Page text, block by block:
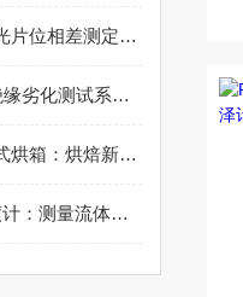
准确测量，偏光片位相差测定装置领光学检测新高度
ETAC SIR13绝缘劣化测试系统在电力行业的应用实践：提升设备安全运行水平的得力助手
东上热学弹出式烘箱：烘焙新宠，让你爱上烘焙的乐趣
ATAC锥板粘度计：测量流体粘度的仪器